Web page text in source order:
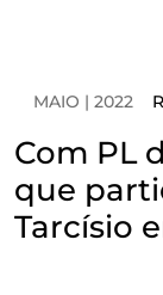
MAIO | 2022
Com PL
que
Tarcísio